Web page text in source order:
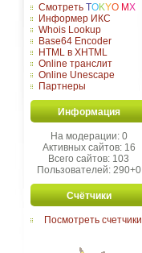
Смотреть TOKYO MX
Информер ИКС
Whois Lookup
Base64 Encoder
HTML в XHTML
Online транслит
Online Unescape
Партнеры
Информация
На модерации: 0
Активных сайтов: 16
Всего сайтов: 103
Пользователей: 290+0
Счётчики
Посмотреть счетчики